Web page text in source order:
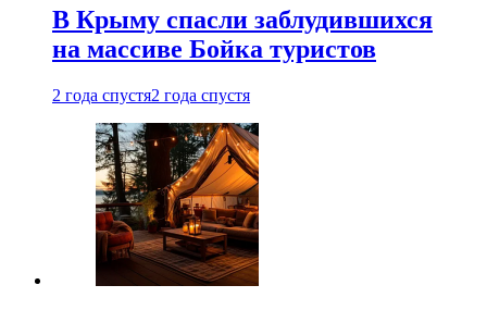
В Крыму спасли заблудившихся
на массиве Бойка туристов
2 года спустя2 года спустя